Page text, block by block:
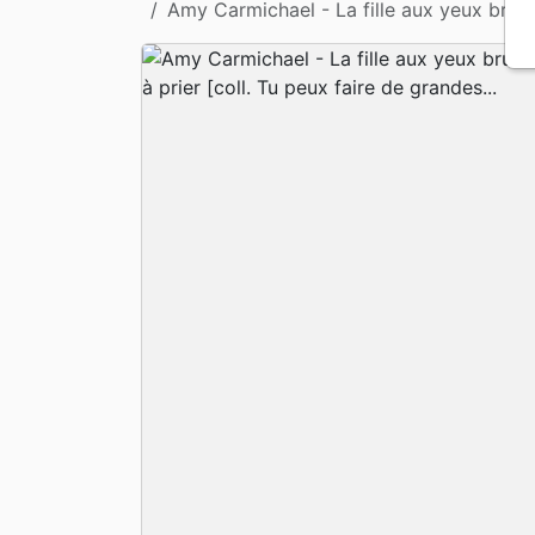
Apologétique
Amy Carmichael - La fille aux yeux